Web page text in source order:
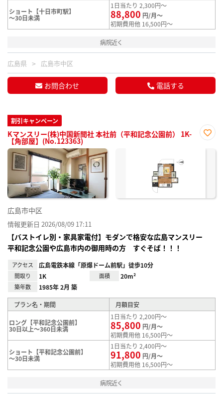
ショート【十日市町駅】
～30日未満
1日当たり 2,300円～
88,800 円/月～
初期費用他 16,500円～
病院近く
広島県 広島市中区
お問合わせ 電話する
割引キャンペーン
Kマンスリー(株)中国新聞社 本社前（平和記念公園前） 1K-
【角部屋】(No.123363)
に入
広島市中区
情報更新日 2026/08/09 17:11
【バストイレ別・家具家電付】モダンで格安な広島マンスリー
平和記念公園や広島市内の御用時の方 すぐそば！！！
アクセス 広島電鉄本線「原爆ドーム前駅」徒歩10分
間取り 1K 面積 20m²
築年数 1985年 2月 築
プラン名・期間 月額目安
ロング【平和記念公園前】
30日以上～360日未満
1日当たり 2,200円～
85,800 円/月～
初期費用他 16,500円～
ショート【平和記念公園前】
～30日未満
1日当たり 2,400円～
91,800 円/月～
初期費用他 16,500円～
病院近く